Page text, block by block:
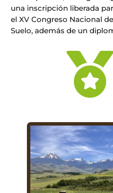
una inscripción liberada
el XV Congreso Nacional
Suelo, además de un
